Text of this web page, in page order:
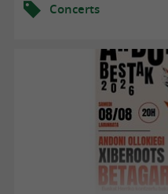
Concerts